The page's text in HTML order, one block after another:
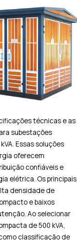
técnicas e as
subestações
Essas soluções
oferecem
confiáveis e
elétrica. Os principais
densidade de
e baixos
Ao selecionar
de 500 kVA,
classificação de